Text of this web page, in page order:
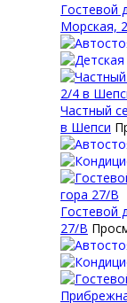
Гостевой
Морская,
Частный
в Шепси
Гостевой
27/В